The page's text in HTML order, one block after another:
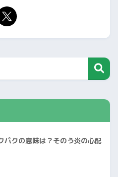
パクの意味は？そのう炎の心配